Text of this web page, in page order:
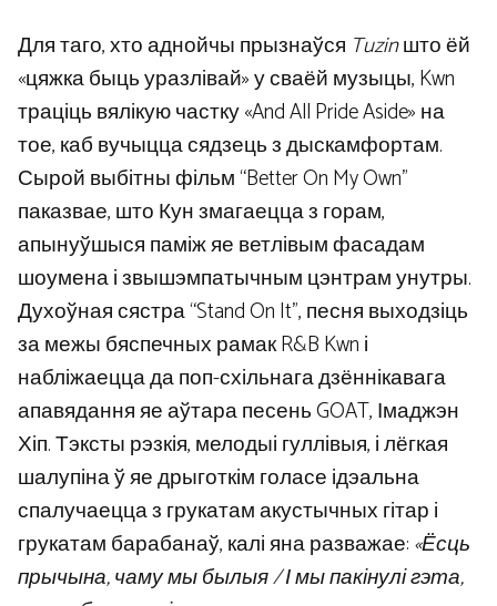
Для таго, хто аднойчы прызнаўся Tuzinшто ёй
«цяжка быць уразлівай» у сваёй музыцы, Kwn
траціць вялікую частку «And All Pride Aside» на
тое, каб вучыцца сядзець з дыскамфортам.
Сырой выбітны фільм “Better On My Own”
паказвае, што Кун змагаецца з горам,
апынуўшыся паміж яе ветлівым фасадам
шоумена і звышэмпатычным цэнтрам унутры.
Духоўная сястра “Stand On It”, песня выходзіць
за межы бяспечных рамак R&B Kwn і
набліжаецца да поп-схільнага дзённікавага
апавядання яе аўтара песень GOAT, Імаджэн
Хіп. Тэксты рэзкія, мелодыі гуллівыя, і лёгкая
шалупіна ў яе дрыготкім голасе ідэальна
спалучаецца з грукатам акустычных гітар і
грукатам барабанаў, калі яна разважае:«Ёсць
прычына, чаму мы былыя / І мы пакінулі гэта,